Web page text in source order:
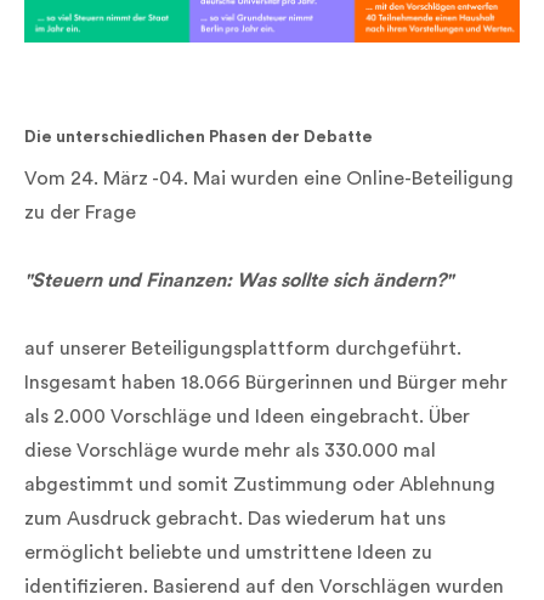
Die unterschiedlichen Phasen der Debatte
Vom 24. März -04. Mai wurden eine Online-Beteiligung
zu der Frage
"Steuern und Finanzen: Was sollte sich ändern?"
auf unserer Beteiligungsplattform durchgeführt.
Insgesamt haben 18.066 Bürgerinnen und Bürger mehr
als 2.000 Vorschläge und Ideen eingebracht. Über
diese Vorschläge wurde mehr als 330.000 mal
abgestimmt und somit Zustimmung oder Ablehnung
zum Ausdruck gebracht. Das wiederum hat uns
ermöglicht beliebte und umstrittene Ideen zu
identifizieren. Basierend auf den Vorschlägen wurden